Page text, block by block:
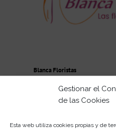
Gestionar el
de las Cookies
Esta web utiliza cookies propias y de
Blanca Floristas